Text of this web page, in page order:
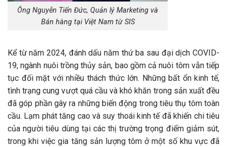
Ông Nguyễn Tiến Đức, Quản lý Marketing và
Bán hàng tại Việt Nam từ SIS
Kể từ năm 2024, đánh dấu năm thứ ba sau đại dịch COVID-
19, ngành nuôi trồng thủy sản, bao gồm cả nuôi tôm vẫn tiếp
tục đối mặt với nhiều thách thức lớn. Những bất ổn kinh tế,
tình trạng cung vượt quá cầu và khó khăn trong sản xuất đều
đã góp phần gây ra những biến động trong tiêu thụ tôm toàn
cầu. Lạm phát tăng cao và suy thoái kinh tế đã khiến chi tiêu
của người tiêu dùng tại các thị trường trọng điểm giảm sút,
trong khi việc gia tăng sản lượng tôm ở một số khu vực đã